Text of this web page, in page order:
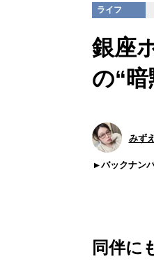
ライフ
銀座
の“
みず
バックナン
同伴に